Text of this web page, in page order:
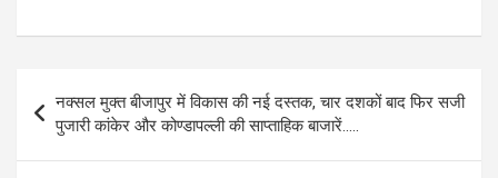
ce
o
o
se
n
g
er
at
s
A
p
e
gr
a
m
ail py
n
k
ar
navigation
नक्सल मुक्त बीजापुर में विकास की नई दस्तक, चार दशकों बाद फिर सजी
पुजारी कांकेर और कोण्डापल्ली की साप्ताहिक बाजारें…..